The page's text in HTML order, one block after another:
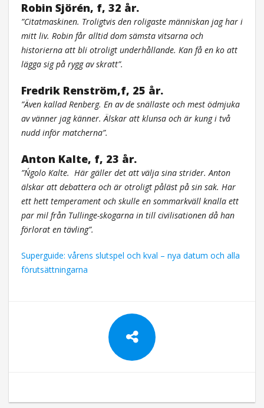
Robin Sjörén, f, 32 år.
”Citatmaskinen. Troligtvis den roligaste människan jag har i
mitt liv. Robin får alltid dom sämsta vitsarna och
historierna att bli otroligt underhållande. Kan få en ko att
lägga sig på rygg av skratt”.
Fredrik Renström,f, 25 år.
”Även kallad Renberg. En av de snällaste och mest ödmjuka
av vänner jag känner. Älskar att klunsa och är kung i två
nudd inför matcherna”.
Anton Kalte, f, 23 år.
”N´golo Kalte. Här gäller det att välja sina strider. Anton
älskar att debattera och är otroligt påläst på sin sak. Har
ett hett temperament och skulle en sommarkväll knalla ett
par mil från Tullinge-skogarna in till civilisationen då han
förlorat en tävling”.
Superguide: vårens slutspel och kval – nya datum och alla
förutsättningarna